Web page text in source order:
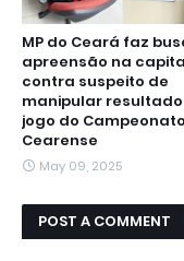
MP do Ceará faz
apreensão na
contra suspeito de
manipular
jogo do Campeonato
Cearense
May 09, 2025
POST A COMMENT